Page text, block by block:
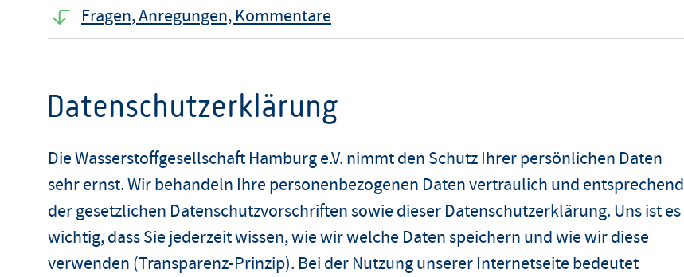
Fragen, Anregungen, Kommentare
Datenschutzerklärung
Die Wasserstoffgesellschaft Hamburg e.V. nimmt den Schutz Ihrer persönlichen Daten
sehr ernst. Wir behandeln Ihre personenbezogenen Daten vertraulich und entsprechend
der gesetzlichen Datenschutzvorschriften sowie dieser Datenschutzerklärung. Uns ist es
wichtig, dass Sie jederzeit wissen, wie wir welche Daten speichern und wie wir diese
verwenden (Transparenz-Prinzip). Bei der Nutzung unserer Internetseite bedeutet